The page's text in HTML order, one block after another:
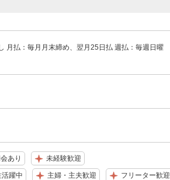
月払：毎月月末締め、翌月25日払 週払：毎週日曜
あり 未経験歓迎
活躍中 主婦・主夫歓迎 フリーター歓迎